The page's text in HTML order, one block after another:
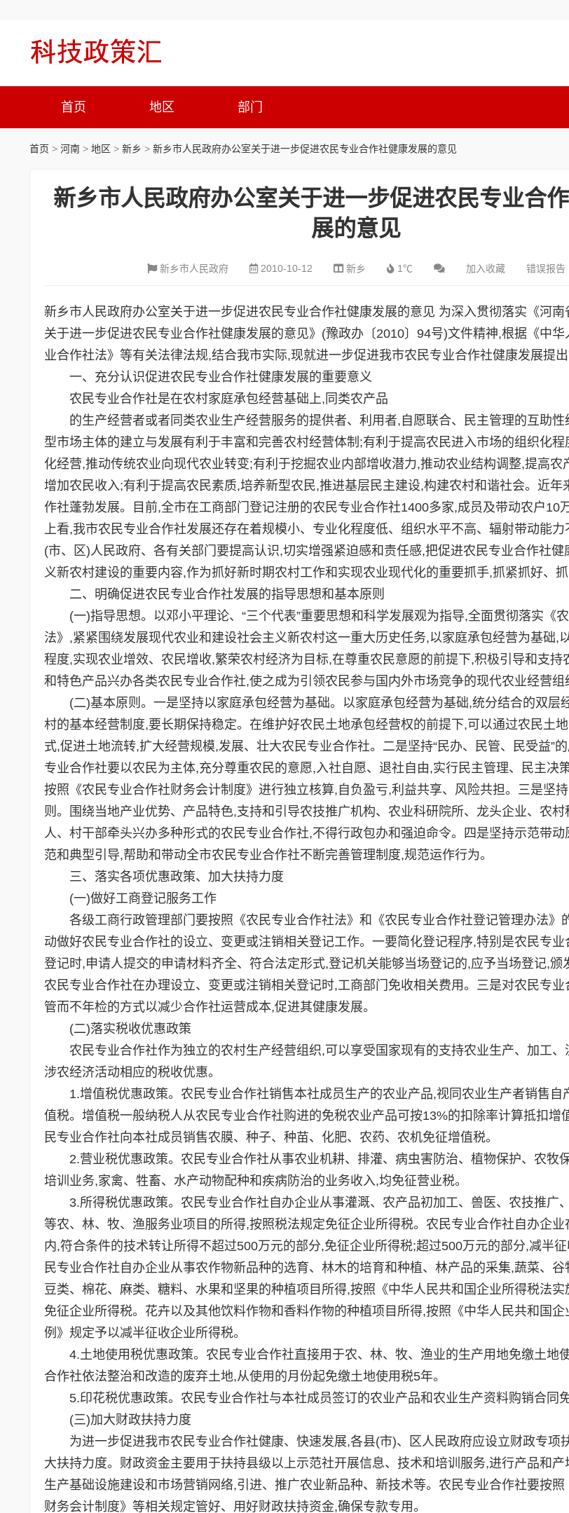
首页 地区 部门
首页 > 河南 > 地区 > 新乡 > 新乡市人民政府办公室关于进一步促进农民专业合作社健康发展的意见
新乡市人民政府办公室关于进一步促进农民专业合
展的意见
新乡市人民政府 2010-10-12 新乡 1℃ 加入收藏 错误报告
新乡市人民政府办公室关于进一步促进农民专业合作社健康发展的意见 为深入贯彻落实《河
关于进一步促进农民专业合作社健康发展的意见》(豫政办〔2010〕94号)文件精神,根据《中华
业合作社法》等有关法律法规,结合我市实际,现就进一步促进我市农民专业合作社健康发展提
一、充分认识促进农民专业合作社健康发展的重要意义
农民专业合作社是在农村家庭承包经营基础上,同类农产品
的生产经营者或者同类农业生产经营服务的提供者、利用者,自愿联合、民主管理的互助性
型市场主体的建立与发展有利于丰富和完善农村经营体制;有利于提高农民进入市场的组织化程
化经营,推动传统农业向现代农业转变;有利于挖掘农业内部增收潜力,推动农业结构调整,提高农
增加农民收入;有利于提高农民素质,培养新型农民,推进基层民主建设,构建农村和谐社会。近年
作社蓬勃发展。目前,全市在工商部门登记注册的农民专业合作社1400多家,成员及带动农户10
上看,我市农民专业合作社发展还存在着规模小、专业化程度低、组织水平不高、辐射带动能
(市、区)人民政府、各有关部门要提高认识,切实增强紧迫感和责任感,把促进农民专业合作社健
义新农村建设的重要内容,作为抓好新时期农村工作和实现农业现代化的重要抓手,抓紧抓好、抓
二、明确促进农民专业合作社发展的指导思想和基本原则
(一)指导思想。以邓小平理论、“三个代表”重要思想和科学发展观为指导,全面贯彻落实《
法》,紧紧围绕发展现代农业和建设社会主义新农村这一重大历史任务,以家庭承包经营为基础,
程度,实现农业增效、农民增收,繁荣农村经济为目标,在尊重农民意愿的前提下,积极引导和支持
和特色产品兴办各类农民专业合作社,使之成为引领农民参与国内外市场竞争的现代农业经营组
(二)基本原则。一是坚持以家庭承包经营为基础。以家庭承包经营为基础,统分结合的双层
村的基本经营制度,要长期保持稳定。在维护好农民土地承包经营权的前提下,可以通过农民土
式,促进土地流转,扩大经营规模,发展、壮大农民专业合作社。二是坚持“民办、民管、民受益”
专业合作社要以农民为主体,充分尊重农民的意愿,入社自愿、退社自由,实行民主管理、民主决
按照《农民专业合作社财务会计制度》进行独立核算,自负盈亏,利益共享、风险共担。三是坚
则。围绕当地产业优势、产品特色,支持和引导农技推广机构、农业科研院所、龙头企业、农
人、村干部牵头兴办多种形式的农民专业合作社,不得行政包办和强迫命令。四是坚持示范带
范和典型引导,帮助和带动全市农民专业合作社不断完善管理制度,规范运作行为。
三、落实各项优惠政策、加大扶持力度
(一)做好工商登记服务工作
各级工商行政管理部门要按照《农民专业合作社法》和《农民专业合作社登记管理办法》
动做好农民专业合作社的设立、变更或注销相关登记工作。一要简化登记程序,特别是农民专业
登记时,申请人提交的申请材料齐全、符合法定形式,登记机关能够当场登记的,应予当场登记,颁
农民专业合作社在办理设立、变更或注销相关登记时,工商部门免收相关费用。三是对农民专业
管而不年检的方式以减少合作社运营成本,促进其健康发展。
(二)落实税收优惠政策
农民专业合作社作为独立的农村生产经营组织,可以享受国家现有的支持农业生产、加工、
涉农经济活动相应的税收优惠。
1.增值税优惠政策。农民专业合作社销售本社成员生产的农业产品,视同农业生产者销售自
值税。增值税一般纳税人从农民专业合作社购进的免税农业产品可按13%的扣除率计算抵扣增
民专业合作社向本社成员销售农膜、种子、种苗、化肥、农药、农机免征增值税。
2.营业税优惠政策。农民专业合作社从事农业机耕、排灌、病虫害防治、植物保护、农牧
培训业务,家禽、牲畜、水产动物配种和疾病防治的业务收入,均免征营业税。
3.所得税优惠政策。农民专业合作社自办企业从事灌溉、农产品初加工、兽医、农技推广
等农、林、牧、渔服务业项目的所得,按照税法规定免征企业所得税。农民专业合作社自办企业
内,符合条件的技术转让所得不超过500万元的部分,免征企业所得税;超过500万元的部分,减半
民专业合作社自办企业从事农作物新品种的选育、林木的培育和种植、林产品的采集,蔬菜、谷
豆类、棉花、麻类、糖料、水果和坚果的种植项目所得,按照《中华人民共和国企业所得税法实
免征企业所得税。花卉以及其他饮料作物和香料作物的种植项目所得,按照《中华人民共和国企
例》规定予以减半征收企业所得税。
4.土地使用税优惠政策。农民专业合作社直接用于农、林、牧、渔业的生产用地免缴土地
合作社依法整治和改造的废弃土地,从使用的月份起免缴土地使用税5年。
5.印花税优惠政策。农民专业合作社与本社成员签订的农业产品和农业生产资料购销合同免
(三)加大财政扶持力度
为进一步促进我市农民专业合作社健康、快速发展,各县(市)、区人民政府应设立财政专项
大扶持力度。财政资金主要用于扶持县级以上示范社开展信息、技术和培训服务,进行产品和产
生产基础设施建设和市场营销网络,引进、推广农业新品种、新技术等。农民专业合作社要按照
财务会计制度》等相关规定管好、用好财政扶持资金,确保专款专用。